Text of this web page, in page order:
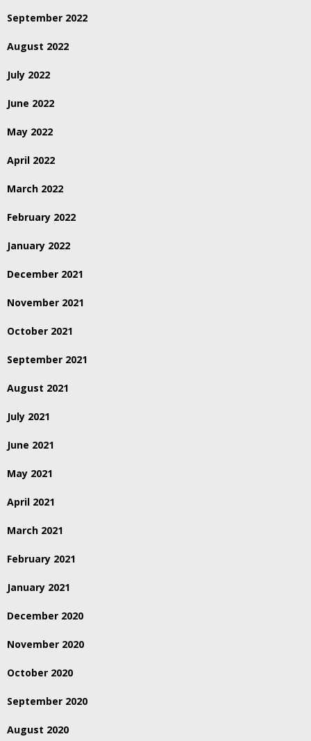
September 2022
August 2022
July 2022
June 2022
May 2022
April 2022
March 2022
February 2022
January 2022
December 2021
November 2021
October 2021
September 2021
August 2021
July 2021
June 2021
May 2021
April 2021
March 2021
February 2021
January 2021
December 2020
November 2020
October 2020
September 2020
August 2020